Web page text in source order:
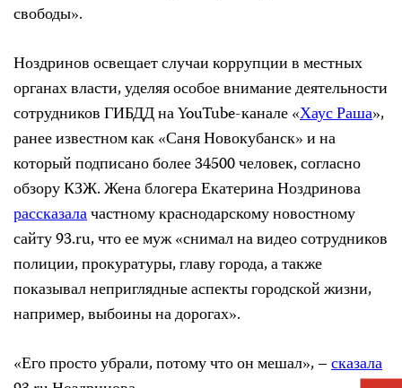
свободы».
Ноздринов освещает случаи коррупции в местных
органах власти, уделяя особое внимание деятельности
сотрудников ГИБДД на YouTube-канале «Хаус Раша»,
ранее известном как «Саня Новокубанск» и на
который подписано более 34500 человек, согласно
обзору КЗЖ. Жена блогера Екатерина Ноздринова
рассказалачастному краснодарскому новостному
сайту 93.ru, что ее муж «снимал на видео сотрудников
полиции, прокуратуры, главу города, а также
показывал неприглядные аспекты городской жизни,
например, выбоины на дорогах».
«Его просто убрали, потому что он мешал», –сказала